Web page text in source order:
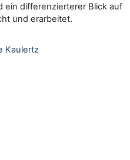
ein differenzierterer Blick auf
und erarbeitet.
Kaulertz